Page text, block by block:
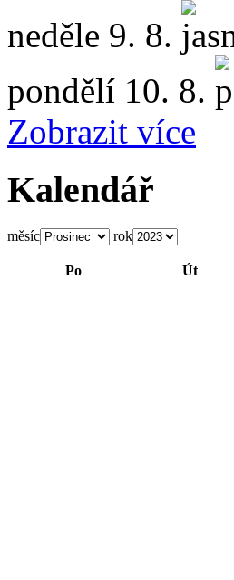
neděle 9. 8.
pondělí 10. 8.
Zobrazit více
Kalendář
měsíc rok
Po Út